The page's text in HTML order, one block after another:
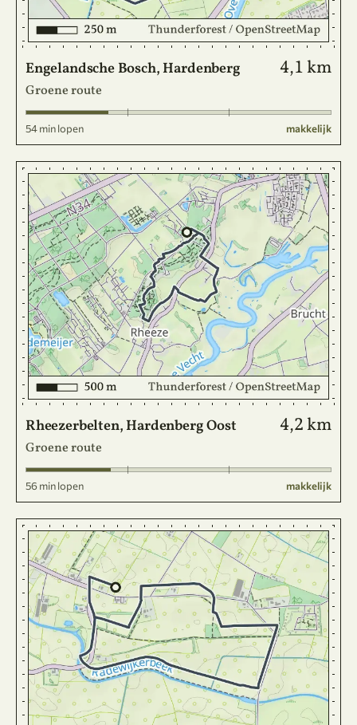
Engelandsche Bosch, Hardenberg 4,1 km
Groene route
54 min lopen makkelijk
Rheezerbelten, Hardenberg Oost 4,2 km
Groene route
56 min lopen makkelijk